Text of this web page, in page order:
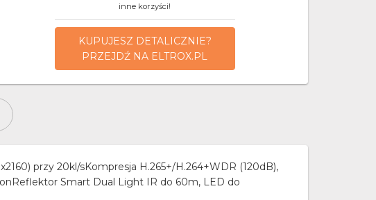
inne korzyści!
KUPUJESZ DETALICZNIE?
PRZEJDŹ NA ELTROX.PL
przy 20kl/sKompresja H.265+/H.264+WDR (120dB),
Smart Dual Light IR do 60m, LED do